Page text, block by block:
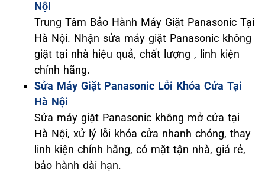
Nội
Trung Tâm Bảo Hành Máy Giặt Panasonic Tại
Hà Nội. Nhận sửa máy giặt Panasonic không
giặt tại nhà hiệu quả, chất lượng , linh kiện
chính hãng.
Sửa Máy Giặt Panasonic Lỗi Khóa Cửa Tại
Hà Nội
Sửa máy giặt Panasonic không mở cửa tại
Hà Nội, xử lý lỗi khóa cửa nhanh chóng, thay
linh kiện chính hãng, có mặt tận nhà, giá rẻ,
bảo hành dài hạn.